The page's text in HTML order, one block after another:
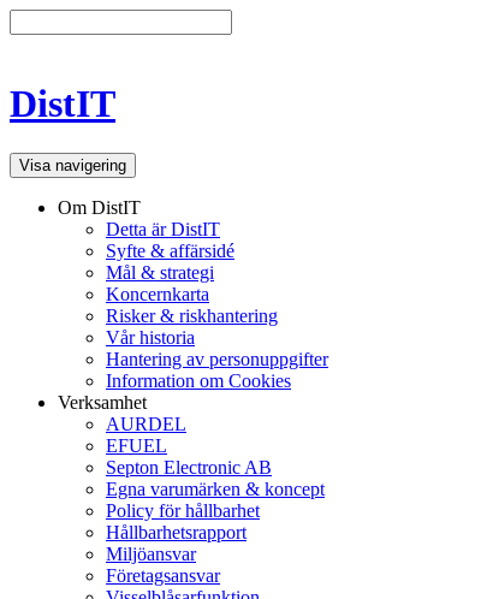
DistIT
Visa navigering
Om DistIT
Detta är DistIT
Syfte & affärsidé
Mål & strategi
Koncernkarta
Risker & riskhantering
Vår historia
Hantering av personuppgifter
Information om Cookies
Verksamhet
AURDEL
EFUEL
Septon Electronic AB
Egna varumärken & koncept
Policy för hållbarhet
Hållbarhetsrapport
Miljöansvar
Företagsansvar